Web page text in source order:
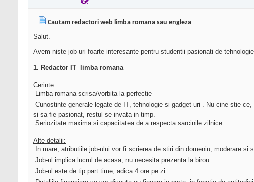
Cautam redactori web limba romana sau engleza
Salut.
Avem niste job-uri foarte interesante pentru studentii pasionati de
1. Redactor IT  limba romana
Cerinte:
 Limba romana scrisa/vorbita la perfectie
 Cunostinte generale legate de IT, tehnologie si gadget-uri . Nu cine stie
si sa fie pasionat, restul se invata in timp.
 Seriozitate maxima si capacitatea de a respecta sarcinile zilnice.
Alte detalii:
 In mare, atributiile job-ului vor fi scrierea de stiri din domeniu, moderare
 Job-ul implica lucrul de acasa, nu necesita prezenta la birou .
 Job-ul este de tip part time, adica 4 ore pe zi.